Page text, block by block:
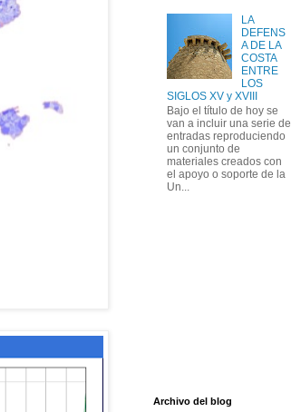
LA
DEFENS
A DE LA
COSTA
ENTRE
LOS
SIGLOS XV y XVIII
Bajo el título de hoy se
van a incluir una serie de
entradas reproduciendo
un conjunto de
materiales creados con
el apoyo o soporte de la
Un...
Archivo del blog